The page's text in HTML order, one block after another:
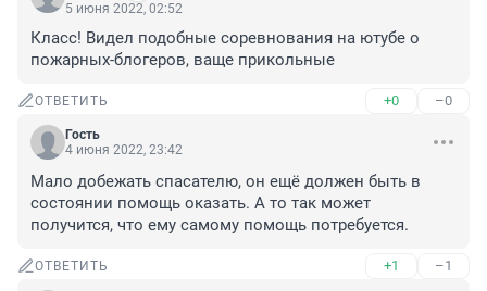
5 июня 2022, 02:52
Класс! Видел подобные соревнования на ютубе о
пожарных-блогеров, ваще прикольные
ОТВЕТИТЬ +0 –0
Гость
4 июня 2022, 23:42
Мало добежать спасателю, он ещё должен быть в
состоянии помощь оказать. А то так может
получится, что ему самому помощь потребуется.
ОТВЕТИТЬ +1 –1